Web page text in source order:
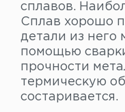
сплавов.
Сплав хорошо
детали из него
помощью
прочности
термическую
состаривается.